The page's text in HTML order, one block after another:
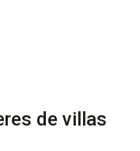
de villas